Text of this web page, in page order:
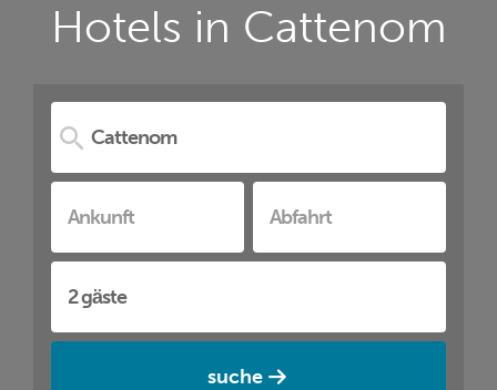
Hotels in Cattenom
suche